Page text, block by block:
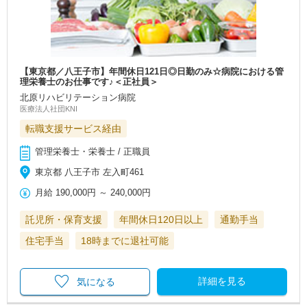
【東京都／八王子市】年間休日121日◎日勤のみ☆病院における管
理栄養士のお仕事です♪＜正社員＞
北原リハビリテーション病院
医療法人社団KNI
転職支援サービス経由
管理栄養士・栄養士 / 正職員
東京都 八王子市 左入町461
月給 190,000円 ～240,000円
託児所・保育支援 年間休日120日以上
通勤手当
住宅手当
18時までに退社可能
詳細を見る
気になる